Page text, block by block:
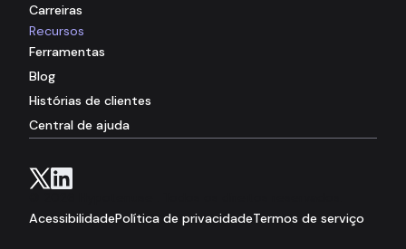
Carreiras
Recursos
Ferramentas
Blog
Histórias de clientes
Central de ajuda
AcessibilidadePolítica de privacidadeTermos de serviço